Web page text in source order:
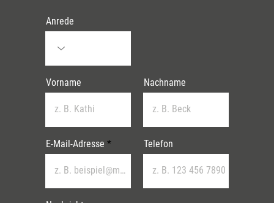
Vorname Nachname
E-Mail-Adresse Telefon
Anrede